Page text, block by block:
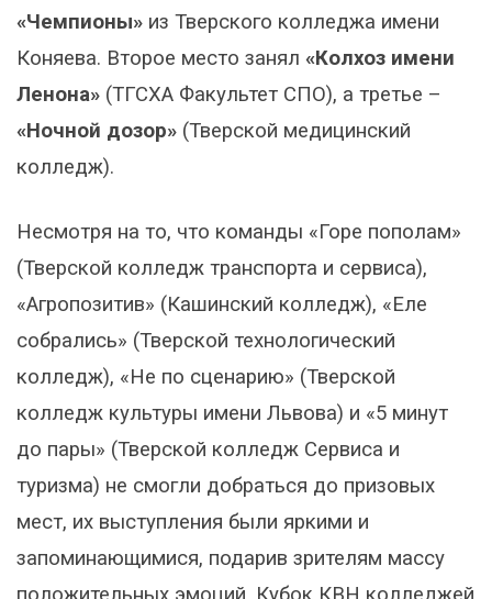
«Чемпионы» из Тверского колледжа имени
Коняева. Второе место занял «Колхоз имени
Ленона» (ТГСХА Факультет СПО), а третье –
«Ночной дозор» (Тверской медицинский
колледж).
Несмотря на то, что команды «Горе пополам»
(Тверской колледж транспорта и сервиса),
«Агропозитив» (Кашинский колледж), «Еле
собрались» (Тверской технологический
колледж), «Не по сценарию» (Тверской
колледж культуры имени Львова) и «5 минут
до пары» (Тверской колледж Сервиса и
туризма) не смогли добраться до призовых
мест, их выступления были яркими и
запоминающимися, подарив зрителям массу